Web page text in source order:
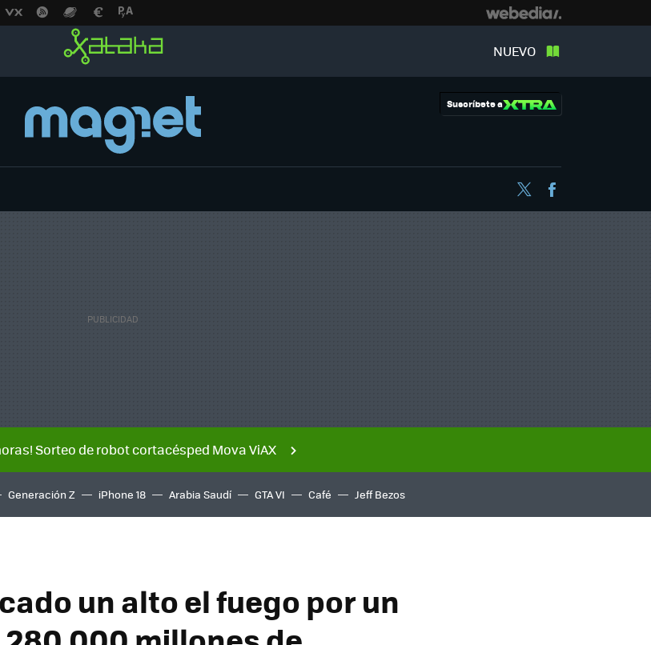
NUEVO
Suscríbete a
Twitter
Sorteo de robot cortacésped Mova ViAX
Generación Z iPhone 18 Arabia Saudí GTA VI Café Jeff Bezos
un alto el fuego por un